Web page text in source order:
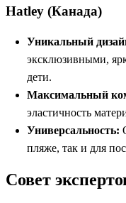
Hatley (Канада)
Уникальный
эксклюзивными,
дети.
Максимальный
эластичность
Универсальность:
пляже, так и для
Совет